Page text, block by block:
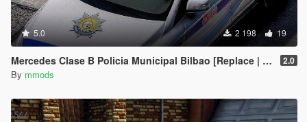
5.0 2 198 19
Mercedes Clase B Policia Municipal Bilbao [Replace | ELS | Template] 2.0
By mmods